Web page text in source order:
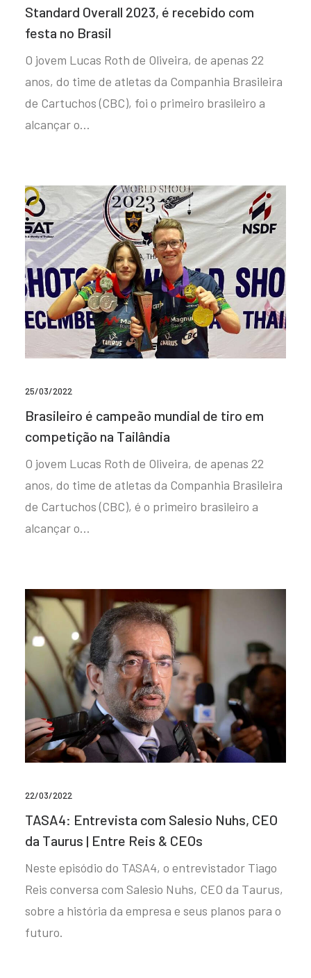
Standard Overall 2023, é recebido com
festa no Brasil
O jovem Lucas Roth de Oliveira, de apenas 22
anos, do time de atletas da Companhia Brasileira
de Cartuchos (CBC), foi o primeiro brasileiro a
alcançar o…
25/03/2022
Brasileiro é campeão mundial de tiro em
competição na Tailândia
O jovem Lucas Roth de Oliveira, de apenas 22
anos, do time de atletas da Companhia Brasileira
de Cartuchos (CBC), é o primeiro brasileiro a
alcançar o…
22/03/2022
TASA4: Entrevista com Salesio Nuhs, CEO
da Taurus | Entre Reis & CEOs
Neste episódio do TASA4, o entrevistador Tiago
Reis conversa com Salesio Nuhs, CEO da Taurus,
sobre a história da empresa e seus planos para o
futuro.